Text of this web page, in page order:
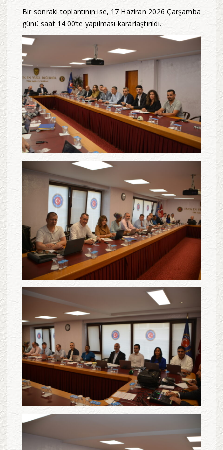
Bir sonraki toplantının ise, 17 Haziran 2026 Çarşamba
günü saat 14.00’te yapılması kararlaştırıldı.